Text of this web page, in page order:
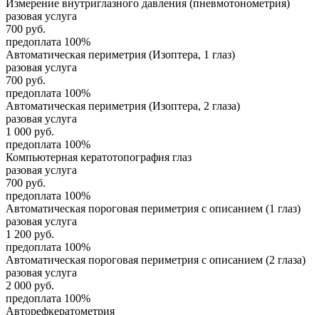
Измерение внутриглазного давления (пневмотонометрия)
разовая услуга
700 руб.
предоплата 100%
Автоматическая периметрия (Изоптера, 1 глаз)
разовая услуга
700 руб.
предоплата 100%
Автоматическая периметрия (Изоптера, 2 глаза)
разовая услуга
1 000 руб.
предоплата 100%
Компьютерная кератотопография глаз
разовая услуга
700 руб.
предоплата 100%
Автоматическая пороговая периметрия с описанием (1 глаз)
разовая услуга
1 200 руб.
предоплата 100%
Автоматическая пороговая периметрия с описанием (2 глаза)
разовая услуга
2 000 руб.
предоплата 100%
Авторефкератометрия